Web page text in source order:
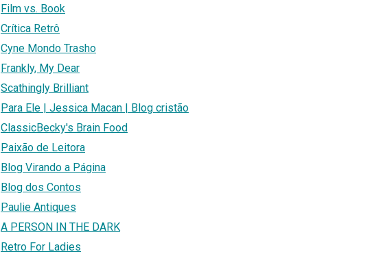
Film vs. Book
Crítica Retrô
Cyne Mondo Trasho
Frankly, My Dear
Scathingly Brilliant
Para Ele | Jessica Macan | Blog cristão
ClassicBecky's Brain Food
Paixão de Leitora
Blog Virando a Página
Blog dos Contos
Paulie Antiques
A PERSON IN THE DARK
Retro For Ladies